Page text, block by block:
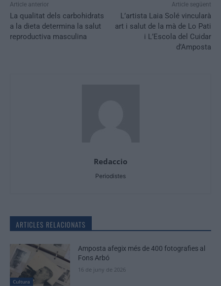
Article anterior
La qualitat dels carbohidrats
a la dieta determina la salut
reproductiva masculina
Article següent
L’artista Laia Solé vincularà
art i salut de la mà de Lo Pati
i L’Escola del Cuidar
d’Amposta
Redaccio
Periodistes
ARTICLES RELACIONATS
Cultura
Amposta afegix més de 400 fotografies al
Fons Arbó
16 de juny de 2026